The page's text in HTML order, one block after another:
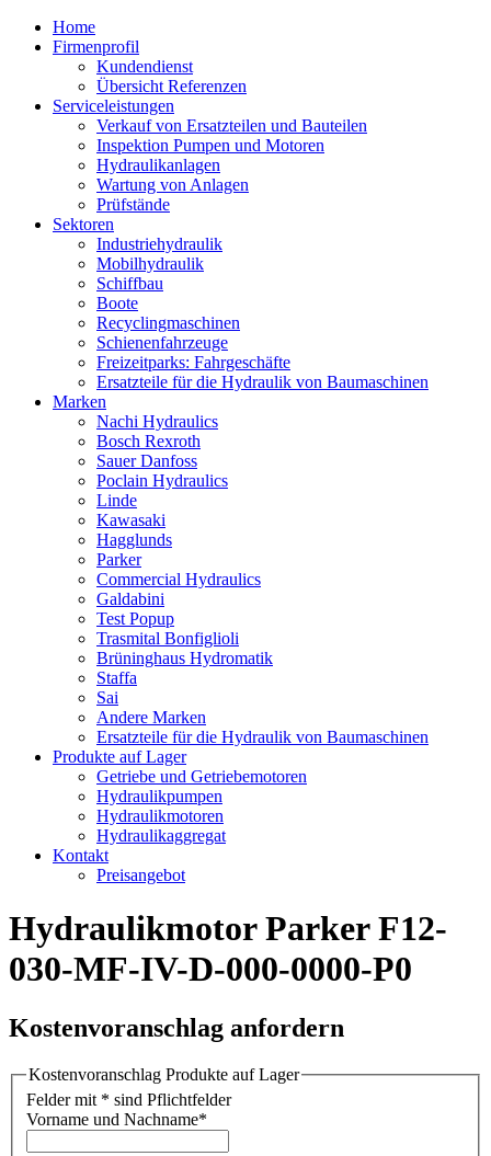
Home
Firmenprofil
Kundendienst
Übersicht Referenzen
Serviceleistungen
Verkauf von Ersatzteilen und Bauteilen
Inspektion Pumpen und Motoren
Hydraulikanlagen
Wartung von Anlagen
Prüfstände
Sektoren
Industriehydraulik
Mobilhydraulik
Schiffbau
Boote
Recyclingmaschinen
Schienenfahrzeuge
Freizeitparks: Fahrgeschäfte
Ersatzteile für die Hydraulik von Baumaschinen
Marken
Nachi Hydraulics
Bosch Rexroth
Sauer Danfoss
Poclain Hydraulics
Linde
Kawasaki
Hagglunds
Parker
Commercial Hydraulics
Galdabini
Test Popup
Trasmital Bonfiglioli
Brüninghaus Hydromatik
Staffa
Sai
Andere Marken
Ersatzteile für die Hydraulik von Baumaschinen
Produkte auf Lager
Getriebe und Getriebemotoren
Hydraulikpumpen
Hydraulikmotoren
Hydraulikaggregat
Kontakt
Preisangebot
Hydraulikmotor Parker F12-
030-MF-IV-D-000-0000-P0
Kostenvoranschlag anfordern
Kostenvoranschlag Produkte auf Lager
Felder mit * sind Pflichtfelder
Vorname und Nachname*